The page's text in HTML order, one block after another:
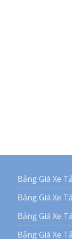
Bảng Giá Xe
Bảng Giá Xe
Bảng Giá Xe
Bảng Giá Xe